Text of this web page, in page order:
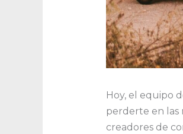
Hoy, el equipo
perderte en las
creadores de